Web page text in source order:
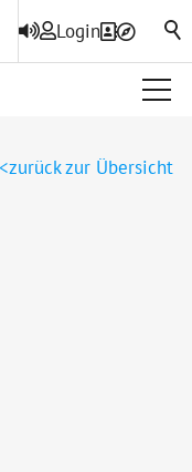
Login
zurück zur Übersicht